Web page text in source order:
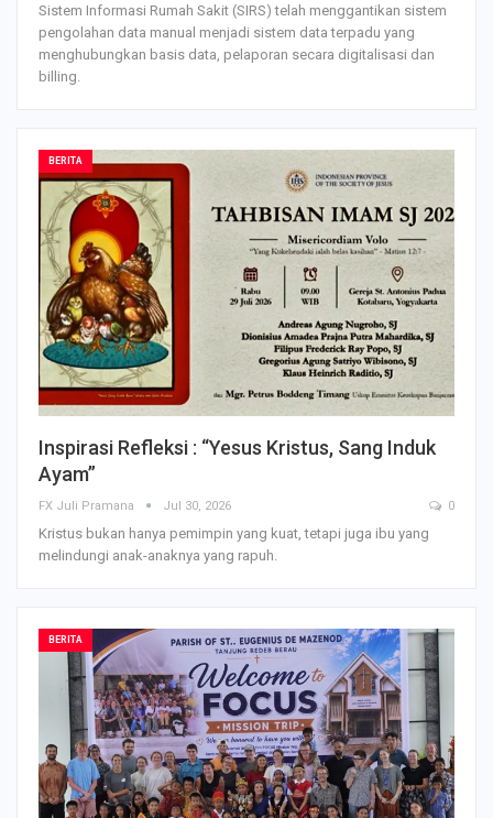
Sistem Informasi Rumah Sakit (SIRS) telah menggantikan sistem
pengolahan data manual menjadi sistem data terpadu yang
menghubungkan basis data, pelaporan secara digitalisasi dan
billing.
BERITA
Inspirasi Refleksi : “Yesus Kristus, Sang Induk
Ayam”
FX Juli Pramana Jul 30, 2026 0
Kristus bukan hanya pemimpin yang kuat, tetapi juga ibu yang
melindungi anak-anaknya yang rapuh.
BERITA